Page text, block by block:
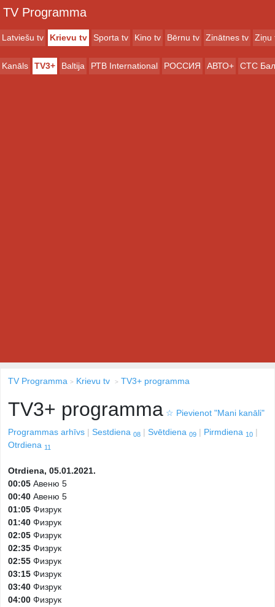
TV Programma
Latviešu tv Krievu tv Sporta tv Kino tv Bērnu tv Zinātnes tv Ziņu
Kanāls TV3+ Baltija РТB International РОССИЯ АВТО+ СТС
TV Programma Krievu tv TV3+ programma
TV3+ programma ☆ Pievienot "Mani kanāli"
Programmas arhīvs
Sestdiena 08 Svētdiena 09 Pirmdiena 10
Otrdiena 11
Otrdiena, 05.01.2021.
00:05 Авеню 5
00:40 Авеню 5
01:05 Физрук
01:40 Физрук
02:05 Физрук
02:35 Физрук
02:55 Физрук
03:15 Физрук
03:40 Физрук
04:00 Физрук